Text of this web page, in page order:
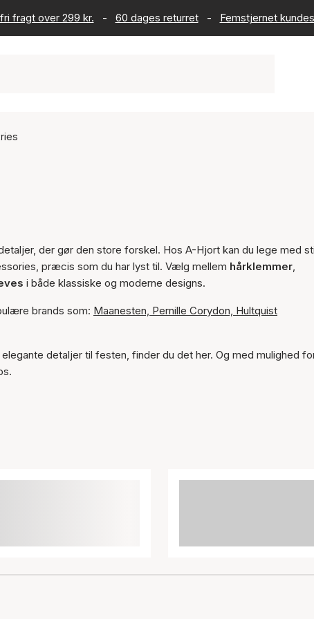
fragt over 299 kr. - 60 dages returret - Femstjernet
der gør den store forskel. Hos A-Hjort kan du lege med
præcis som du har lyst til. Vælg mellem hårklemmer,
i både klassiske og moderne designs.
brands som: Maanesten, Pernille Corydon, Hultquist
detaljer til festen, finder du det her. Og med mulighed